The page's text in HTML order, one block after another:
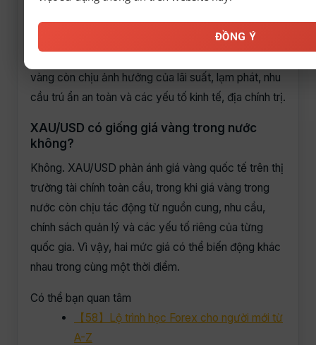
USD suy yếu, XAU/USD thường có xu hướng tăng.
vàng còn chịu ảnh hưởng của lãi suất, lạm phát, nhu
cầu trú ẩn an toàn và các yếu tố kinh tế, địa chính trị.
XAU/USD có giống giá vàng trong nước
không?
Không. XAU/USD phản ánh giá vàng quốc tế trên thị
trường tài chính toàn cầu, trong khi giá vàng trong
nước còn chịu tác động từ nguồn cung, nhu cầu,
chính sách quản lý và các yếu tố riêng của từng
quốc gia. Vì vậy, hai mức giá có thể biến động khác
nhau trong cùng một thời điểm.
Có thể bạn quan tâm
【58】Lộ trình học Forex cho người mới từ
A-Z
ĐỒNG Ý